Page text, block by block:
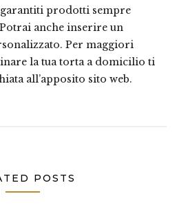
prodotti sempre
anche inserire un
Per maggiori
la tua torta a domicilio ti
all’apposito sito web.
POSTS